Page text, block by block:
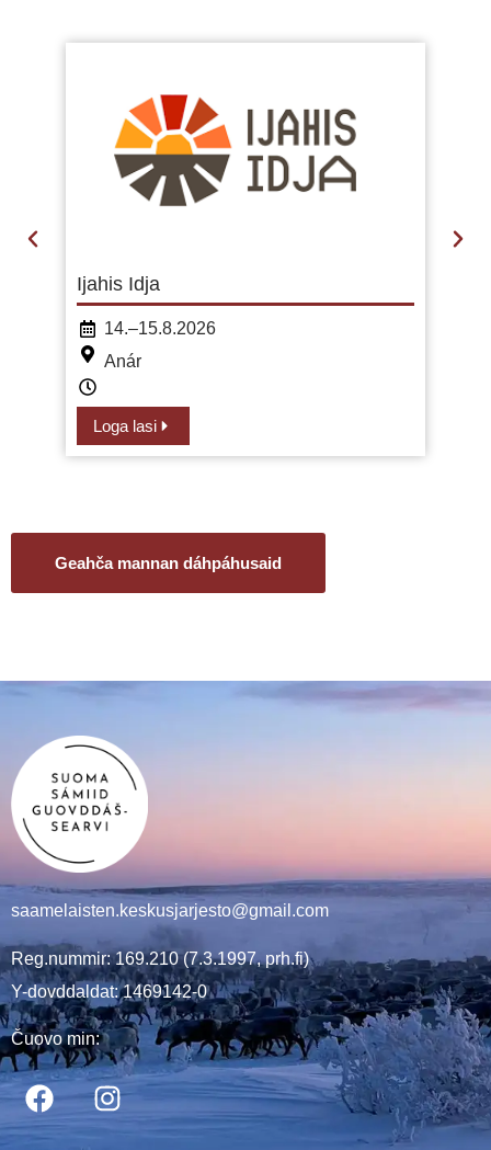
Ijahis Idja
14.–15.8.2026
Anár
Loga lasi
Geahča mannan dáhpáhusaid
saamelaisten.keskusjarjesto@gmail.com
Reg.nummir: 169.210 (7.3.1997, prh.fi)
Y-dovddaldat: 1469142-0
Čuovo min: